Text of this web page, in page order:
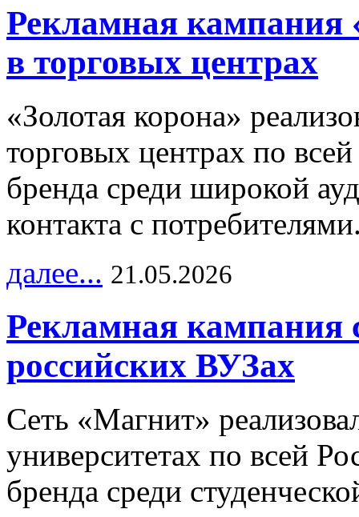
Рекламная кампания
в торговых центрах
«Золотая корона»
торговых центрах по
бренда среди широкой
контакта с
далее... 21.05.2026
Рекламная кампания
российских ВУЗах
Сеть «Магнит»
университетах по всей
бренда среди